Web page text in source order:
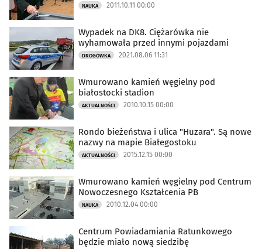
NAUKA 2011.10.11 00:00
Wypadek na DK8. Ciężarówka nie
wyhamowała przed innymi pojazdami
DROGÓWKA 2021.08.06 11:31
Wmurowano kamień węgielny pod
białostocki stadion
AKTUALNOŚCI 2010.10.15 00:00
Rondo bieżeństwa i ulica "Huzara". Są nowe
nazwy na mapie Białegostoku
AKTUALNOŚCI 2015.12.15 00:00
Wmurowano kamień węgielny pod Centrum
Nowoczesnego Kształcenia PB
NAUKA 2010.12.04 00:00
Centrum Powiadamiania Ratunkowego
będzie miało nową siedzibę